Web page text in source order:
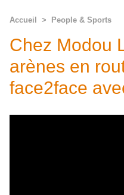
Accueil > People & Sports
Chez Modou
arènes en
face2face